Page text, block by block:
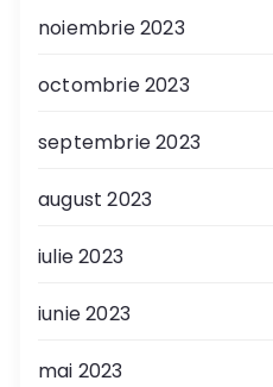
noiembrie 2023
octombrie 2023
septembrie 2023
august 2023
iulie 2023
iunie 2023
mai 2023